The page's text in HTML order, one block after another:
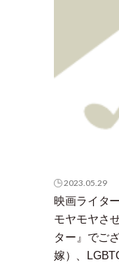
2023.05.29
映画ライタ
モヤモヤさ
ター』でご
嫁） 、